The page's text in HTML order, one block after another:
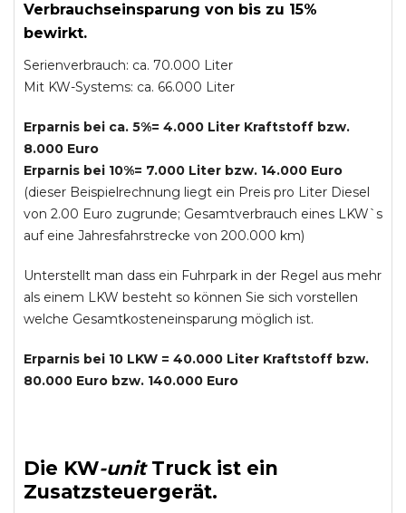
Verbrauchseinsparung von bis zu 15%
bewirkt.
Serienverbrauch: ca. 70.000 Liter
Mit KW-Systems: ca. 66.000 Liter
Erparnis bei ca. 5%= 4.000 Liter Kraftstoff bzw.
8.000 Euro
Erparnis bei 10%= 7.000 Liter bzw. 14.000 Euro
(dieser Beispielrechnung liegt ein Preis pro Liter Diesel
von 2.00 Euro zugrunde; Gesamtverbrauch eines LKW`s
auf eine Jahresfahrstrecke von 200.000 km)
Unterstellt man dass ein Fuhrpark in der Regel aus mehr
als einem LKW besteht so können Sie sich vorstellen
welche Gesamtkosteneinsparung möglich ist.
Erparnis bei 10 LKW = 40.000 Liter Kraftstoff bzw.
80.000 Euro bzw. 140.000 Euro
Die KW-unit Truckist ein
Zusatzsteuergerät.